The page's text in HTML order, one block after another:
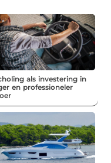
als investering in
en professioneler